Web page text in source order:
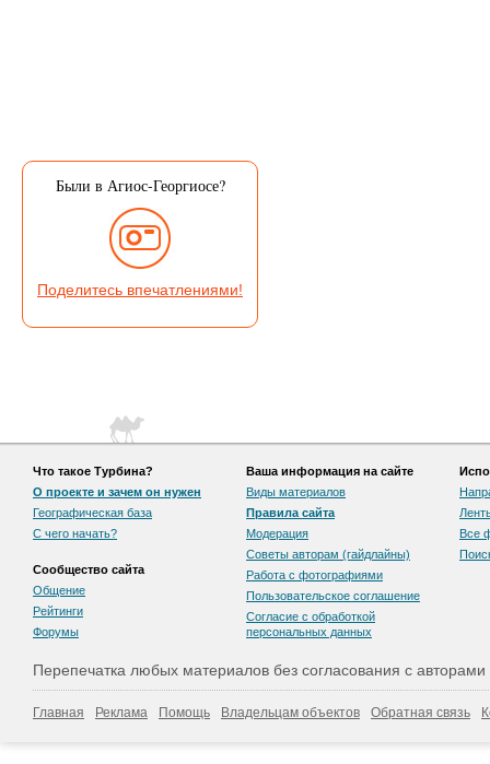
Были в Агиос-Георгиосе?
Поделитесь впечатлениями!
Что такое Турбина?
О проекте и зачем он нужен
Географическая база
С чего начать?
Сообщество сайта
Общение
Рейтинги
Форумы
Ваша информация на сайте
Виды материалов
Правила сайта
Модерация
Советы авторам (гайдлайны)
Работа с фотографиями
Пользовательскоe соглашение
Согласие с обработкой
персональных данных
Все
Перепечатка любых материалов без согласования с
Главная Реклама Помощь Владельцам объектов Обратная связь